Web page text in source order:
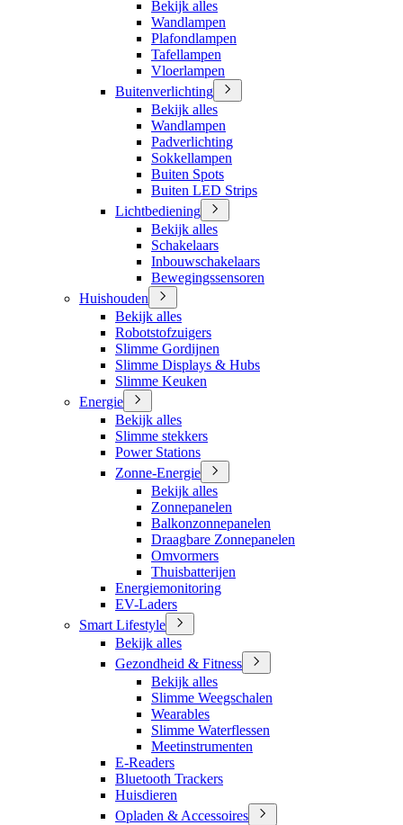
Bekijk alles
Wandlampen
Plafondlampen
Tafellampen
Vloerlampen
Buitenverlichting
Bekijk alles
Wandlampen
Padverlichting
Sokkellampen
Buiten Spots
Buiten LED Strips
Lichtbediening
Bekijk alles
Schakelaars
Inbouwschakelaars
Bewegingssensoren
Huishouden
Bekijk alles
Robotstofzuigers
Slimme Gordijnen
Slimme Displays & Hubs
Slimme Keuken
Energie
Bekijk alles
Slimme stekkers
Power Stations
Zonne-Energie
Bekijk alles
Zonnepanelen
Balkonzonnepanelen
Draagbare Zonnepanelen
Omvormers
Thuisbatterijen
Energiemonitoring
EV-Laders
Smart Lifestyle
Bekijk alles
Gezondheid & Fitness
Bekijk alles
Slimme Weegschalen
Wearables
Slimme Waterflessen
Meetinstrumenten
E-Readers
Bluetooth Trackers
Huisdieren
Opladen & Accessoires